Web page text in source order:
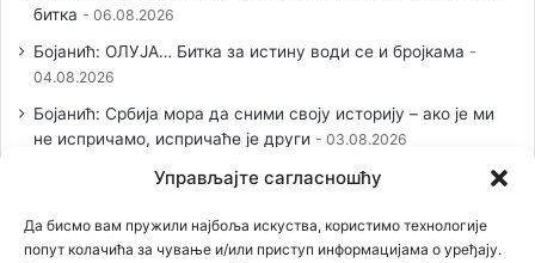
Управљајте сагласношћу
Да бисмо вам пружили најбоља искуства, користимо технологије
попут колачића за чување и/или приступ информацијама о уређају.
битка
06.08.2026
Бојанић: ОЛУЈА… Битка за истину води се и бројкама
04.08.2026
Бојанић: Србија мора да сними своју историју – ако је ми
не испричамо, испричаће је други
03.08.2026
Бојанић: Када се гради – некоме смета. Када се не гради –